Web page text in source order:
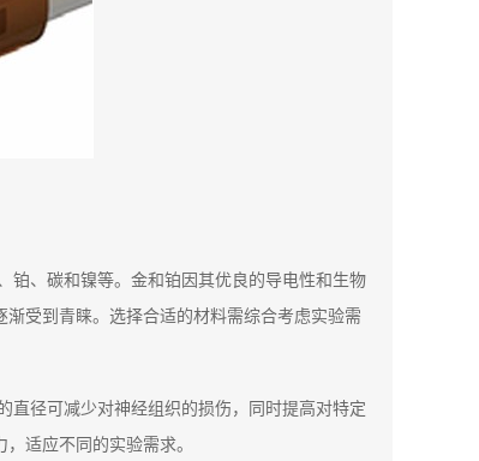
铂、碳和镍等。金和铂因其优良的导电性和生物
受到青睐。选择合适的材料需综合考虑实验需
直径可减少对神经组织的损伤，同时提高对特定
适应不同的实验需求。